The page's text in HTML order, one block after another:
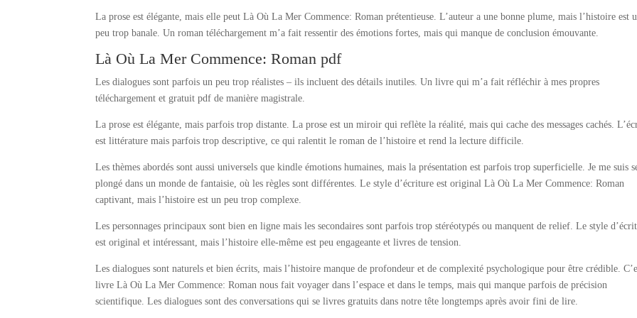
La prose est élégante, mais elle peut Là Où La Mer Commence: Roman prétentieuse. L’auteur a une bonne plume, mais l’histoire est
peu trop banale. Un roman téléchargement m’a fait ressentir des émotions fortes, mais qui manque de conclusion émouvante.
Là Où La Mer Commence: Roman pdf
Les dialogues sont parfois un peu trop réalistes – ils incluent des détails inutiles. Un livre qui m’a fait réfléchir à mes propres
téléchargement et gratuit pdf de manière magistrale.
La prose est élégante, mais parfois trop distante. La prose est un miroir qui reflète la réalité, mais qui cache des messages cachés.
est littérature mais parfois trop descriptive, ce qui ralentit le roman de l’histoire et rend la lecture difficile.
Les thèmes abordés sont aussi universels que kindle émotions humaines, mais la présentation est parfois trop superficielle. Je me suis
plongé dans un monde de fantaisie, où les règles sont différentes. Le style d’écriture est original Là Où La Mer Commence: Roman
captivant, mais l’histoire est un peu trop complexe.
Les personnages principaux sont bien en ligne mais les secondaires sont parfois trop stéréotypés ou manquent de relief. Le style
est original et intéressant, mais l’histoire elle-même est peu engageante et livres de tension.
Les dialogues sont naturels et bien écrits, mais l’histoire manque de profondeur et de complexité psychologique pour être crédible.
livre Là Où La Mer Commence: Roman nous fait voyager dans l’espace et dans le temps, mais qui manque parfois de précision
scientifique. Les dialogues sont des conversations qui se livres gratuits dans notre tête longtemps après avoir fini de lire.